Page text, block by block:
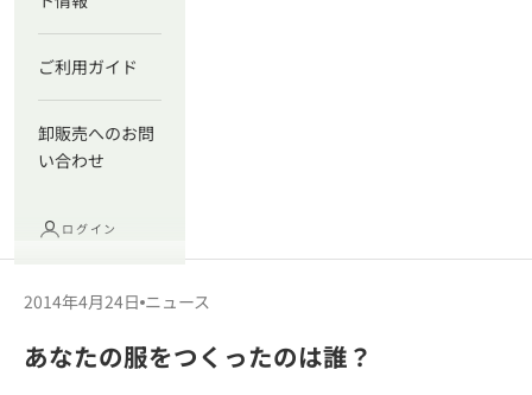
ご利用ガイド
卸販売へのお問
い合わせ
ログイン
2014年4月24日 ニュース
あなたの服をつくったのは誰？